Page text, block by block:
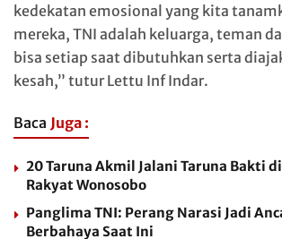
kedekatan emosional yang kita
mereka, TNI adalah keluarga, teman
bisa setiap saat dibutuhkan serta
kesah,” tutur Lettu Inf Indar.
Baca Juga :
20 Taruna Akmil Jalani Taruna Bakti
Rakyat Wonosobo
Panglima TNI: Perang Narasi Jadi
Berbahaya Saat Ini